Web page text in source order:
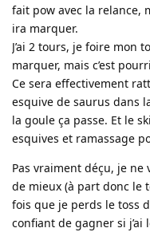
fait pow avec la relance,
ira marquer.
J’ai 2 tours, je foire mon
marquer, mais c’est
Ce sera effectivement
esquive de saurus dans
la goule ça passe. Et le
esquives et ramassage
Pas vraiment déçu, je
de mieux (à part donc le
fois que je perds le toss
confiant de gagner si j’ai